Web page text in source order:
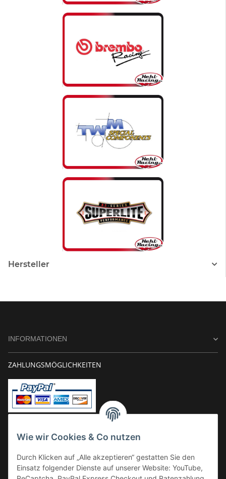
Wie wir Cookies & Co nutzen
Durch Klicken auf „Alle akzeptieren“ gestatten Sie den
Einsatz folgender Dienste auf unserer Website: YouTube,
Hersteller
INFORMATIONEN
ZAHLUNGSMÖGLICHKEITEN
Kauf auf Rechnung
VERSAND